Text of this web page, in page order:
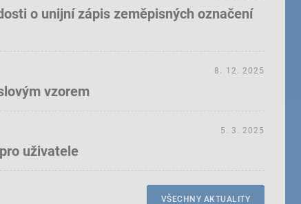
o unijní zápis zeměpisných označení
vzorem
8. 12. 2025
uživatele
5. 3. 2025
VŠECHNY AKTUALITY